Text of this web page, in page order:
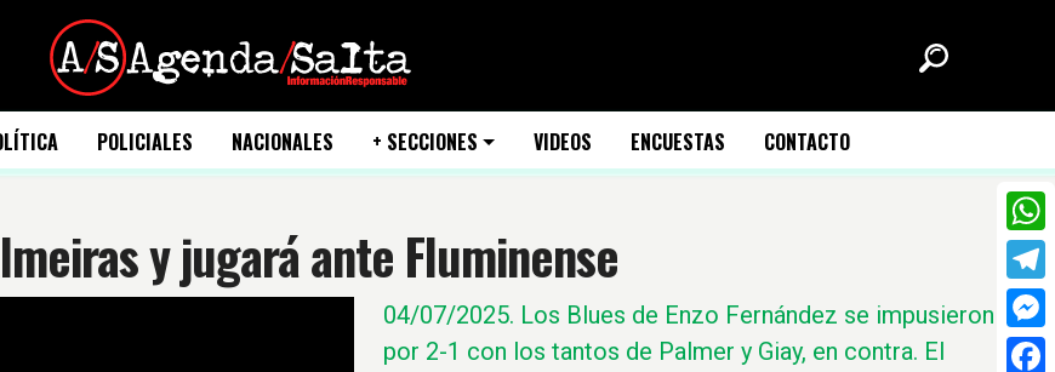
POLICIALES NACIONALES + SECCIONES VIDEOS ENCUESTAS CONTACTO
y jugará ante Fluminense
04/07/2025. Los Blues de Enzo Fernández se impusieron
por 2-1 con los tantos de Palmer y Giay, en contra. El